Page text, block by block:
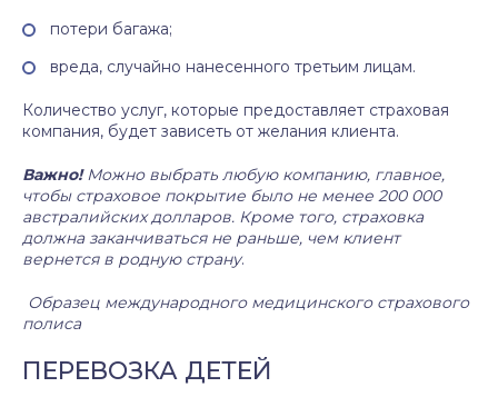
потери багажа;
вреда, случайно нанесенного третьим лицам.
Количество услуг, которые предоставляет страховая
компания, будет зависеть от желания клиента.
Важно!Можно выбрать любую компанию, главное,
чтобы страховое покрытие было не менее 200 000
австралийских долларов. Кроме того, страховка
должна заканчиваться не раньше, чем клиент
вернется в родную страну.
Образец международного медицинского страхового
полиса
ПЕРЕВОЗКА ДЕТЕЙ